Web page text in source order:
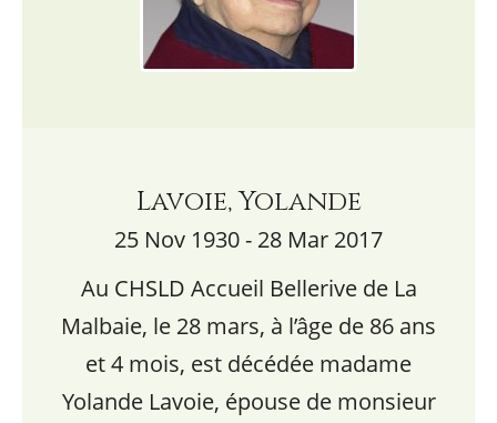
Lavoie, Yolande
25 Nov 1930 - 28 Mar 2017
Au CHSLD Accueil Bellerive de La
Malbaie, le 28 mars, à l’âge de 86 ans
et 4 mois, est décédée madame
Yolande Lavoie, épouse de monsieur